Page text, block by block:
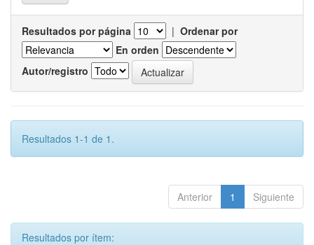
Resultados por página | Ordenar por
En orden
Autor/registro
Resultados 1-1 de 1.
Anterior 1 Siguiente
Resultados por ítem: